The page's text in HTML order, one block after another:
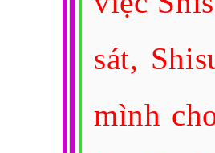
sát,
mình